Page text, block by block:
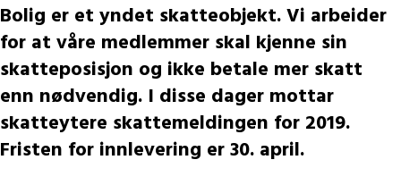
Bolig er et yndet skatteobjekt. Vi arbeider
for at våre medlemmer skal kjenne sin
skatteposisjon og ikke betale mer skatt
enn nødvendig. I disse dager mottar
skatteytere skattemeldingen for 2019.
Fristen for innlevering er 30. april.